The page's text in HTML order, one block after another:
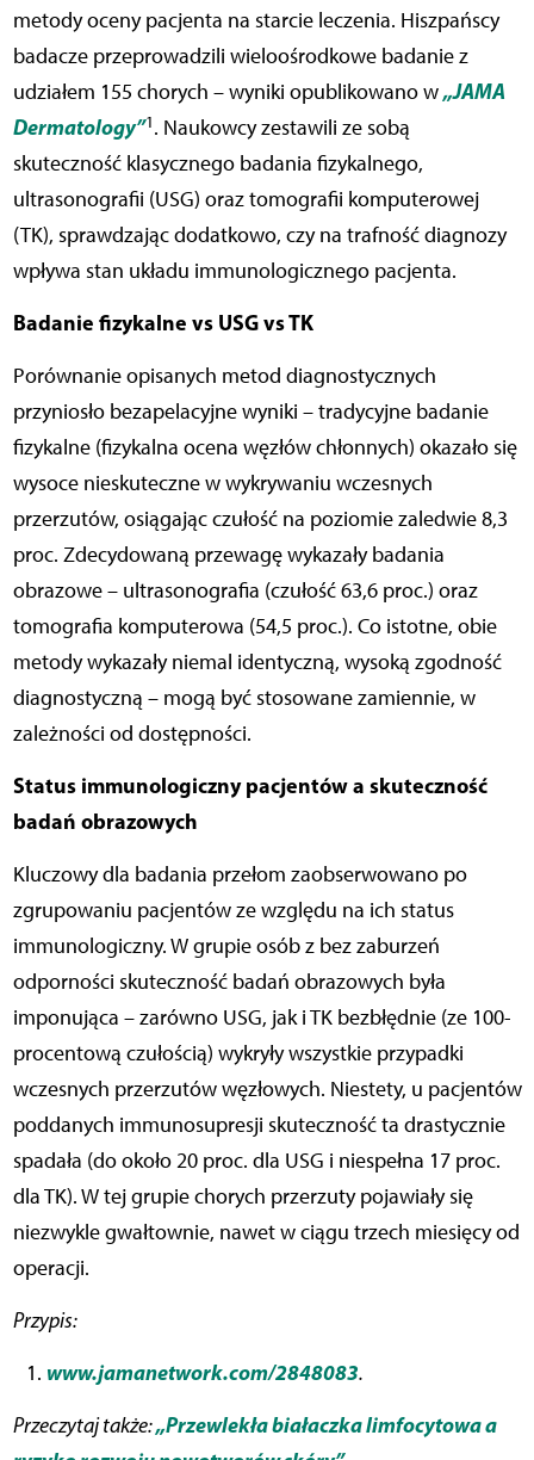
metody oceny pacjenta na starcie leczenia. Hiszpańscy
badacze przeprowadzili wieloośrodkowe badanie z
udziałem 155 chorych – wyniki opublikowano w„JAMA
Dermatology”1. Naukowcy zestawili ze sobą
skuteczność klasycznego badania fizykalnego,
ultrasonografii (USG) oraz tomografii komputerowej
(TK), sprawdzając dodatkowo, czy na trafność diagnozy
wpływa stan układu immunologicznego pacjenta.
Badanie fizykalne vs USG vs TK
Porównanie opisanych metod diagnostycznych
przyniosło bezapelacyjne wyniki – tradycyjne badanie
fizykalne (fizykalna ocena węzłów chłonnych) okazało się
wysoce nieskuteczne w wykrywaniu wczesnych
przerzutów, osiągając czułość na poziomie zaledwie 8,3
proc. Zdecydowaną przewagę wykazały badania
obrazowe – ultrasonografia (czułość 63,6 proc.) oraz
tomografia komputerowa (54,5 proc.). Co istotne, obie
metody wykazały niemal identyczną, wysoką zgodność
diagnostyczną – mogą być stosowane zamiennie, w
zależności od dostępności.
Status immunologiczny pacjentów a skuteczność
badań obrazowych
Kluczowy dla badania przełom zaobserwowano po
zgrupowaniu pacjentów ze względu na ich status
immunologiczny. W grupie osób z bez zaburzeń
odporności skuteczność badań obrazowych była
imponująca – zarówno USG, jak i TK bezbłędnie (ze 100-
procentową czułością) wykryły wszystkie przypadki
wczesnych przerzutów węzłowych. Niestety, u pacjentów
poddanych immunosupresji skuteczność ta drastycznie
spadała (do około 20 proc. dla USG i niespełna 17 proc.
dla TK). W tej grupie chorych przerzuty pojawiały się
niezwykle gwałtownie, nawet w ciągu trzech miesięcy od
operacji.
Przypis:
www.jamanetwork.com/2848083.
Przeczytaj także:„Przewlekła białaczka limfocytowa a